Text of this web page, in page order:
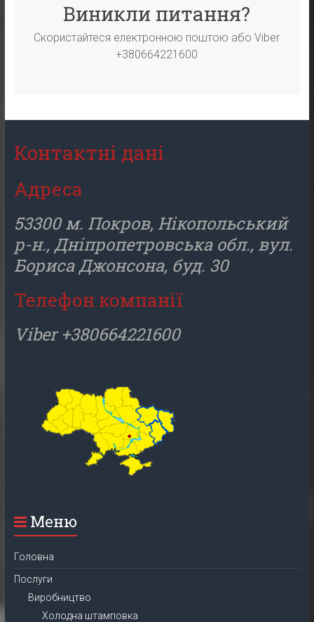
Виникли питання?
Скористайтеся електронною поштою або Viber
+380664221600
Контактні дані
Адреса
53300 м. Покров, Нікопольський
р-н., Дніпропетровська обл., вул.
Бориса Джонсона, буд. 30
Телефон компанії
Viber +380664221600
Меню
Головна
Послуги
Виробництво
Холодна штамповка